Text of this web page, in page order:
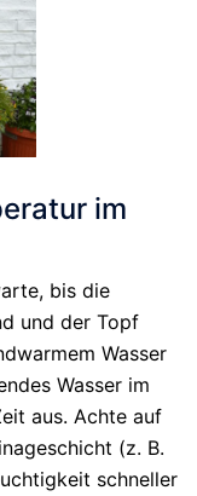
im
bis die
und der Topf
Wasser
Wasser im
aus. Achte auf
(z. B.
schneller